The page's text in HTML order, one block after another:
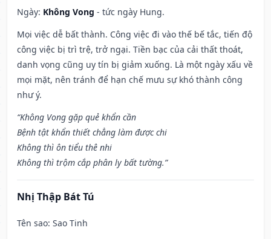
Ngày: Không Vong - tức ngày Hung.
Mọi việc dễ bất thành. Công việc đi vào thế bế tắc, tiến độ
công việc bị trì trệ, trở ngại. Tiền bạc của cải thất thoát,
danh vọng cũng uy tín bị giảm xuống. Là một ngày xấu về
mọi mặt, nên tránh để hạn chế mưu sự khó thành công
như ý.
“Không Vong gặp quẻ khẩn cần
Bệnh tật khẩn thiết chẳng làm được chi
Không thì ôn tiểu thê nhi
Không thì trộm cắp phân ly bất tường.”
Nhị Thập Bát Tú
Tên sao: Sao Tinh